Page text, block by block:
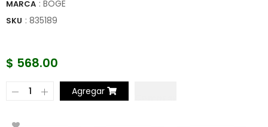
MARCA : BOGE
SKU : 835189
$ 568.00
Agregar